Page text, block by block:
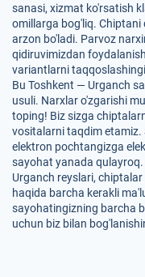
sanasi, xizmat ko'rsatish
omillarga bog'liq.
arzon bo'ladi. Parvoz
qidiruvimizdan
variantlarni
Bu Toshkent — Urganch
usuli. Narxlar o'zgarishi
toping! Biz sizga
vositalarni taqdim etamiz.
elektron pochtangizga
sayohat yanada
Urganch reyslari,
haqida barcha kerakli
sayohatingizning barcha
uchun biz bilan